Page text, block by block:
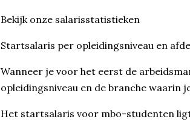
Bekijk onze salarisstatistieken
Startsalaris per opleidingsniveau en
Wanneer je voor het eerst de
opleidingsniveau en de branche waarin
Het startsalaris voor mbo-studenten